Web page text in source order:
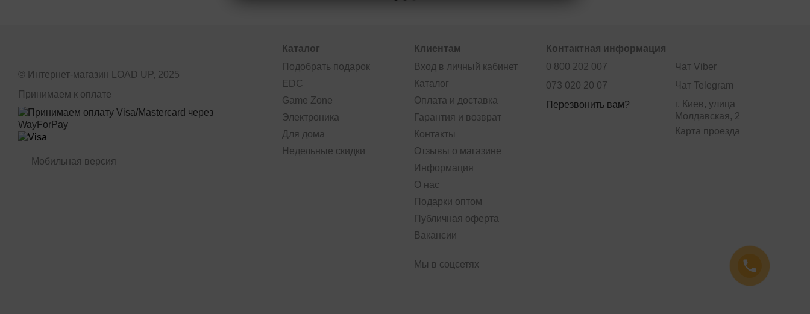
© Интернет-магазин LOAD UP, 2025
Принимаем к оплате
Мобильная версия
Каталог
Подобрать подарок
EDC
Game Zone
Электроника
Для дома
Недельные скидки
Клиентам
Вход в личный кабинет
Каталог
Оплата и доставка
Гарантия и возврат
Контакты
Отзывы о магазине
Информация
О нас
Подарки оптом
Публичная оферта
Вакансии
Мы в соцсетях
Контактная информация
0 800 202 007
073 020 20 07
Перезвонить вам?
Чат Viber
Чат Telegram
г. Киев, улица
Молдавская, 2
Карта проезда